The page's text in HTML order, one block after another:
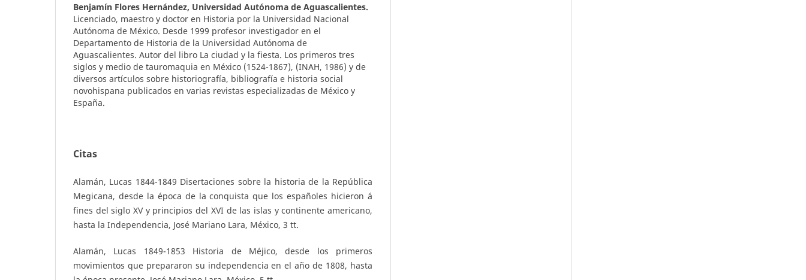
Benjamín Flores Hernández, Universidad Autónoma de Aguascalientes.
Licenciado, maestro y doctor en Historia por la Universidad Nacional
Autónoma de México. Desde 1999 profesor investigador en el
Departamento de Historia de la Universidad Autónoma de
Aguascalientes. Autor del libro La ciudad y la fiesta. Los primeros tres
siglos y medio de tauromaquia en México (1524-1867), (INAH, 1986) y de
diversos artículos sobre historiografía, bibliografía e historia social
novohispana publicados en varias revistas especializadas de México y
España.
Citas
Alamán, Lucas 1844-1849 Disertaciones sobre la historia de la República
Megicana, desde la época de la conquista que los españoles hicieron á
fines del siglo XV y principios del XVI de las islas y continente americano,
hasta la Independencia, José Mariano Lara, México, 3 tt.
Alamán, Lucas 1849-1853 Historia de Méjico, desde los primeros
movimientos que prepararon su independencia en el año de 1808, hasta